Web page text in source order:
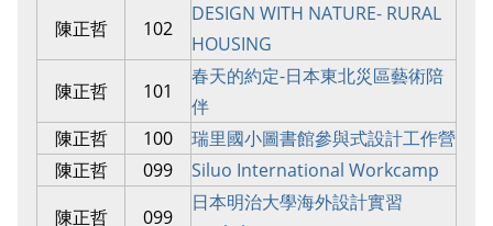
陳正哲
102
DESIGN WITH NATURE- RURAL
HOUSING
陳正哲
101
春天的約定-日本東北災區藝術陪
伴
陳正哲
100
瑞里國小圖書館參與式設計工作營
陳正哲
099
Siluo International Workcamp
陳正哲
099
日本明治大學海外設計實習